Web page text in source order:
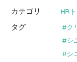
カテゴリ HR
タグ
ク
シ
シ